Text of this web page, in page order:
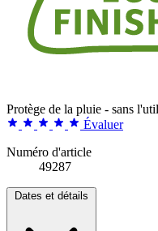
Protège de la pluie - sans
Évaluer
Numéro d'article
49287
Dates et détails